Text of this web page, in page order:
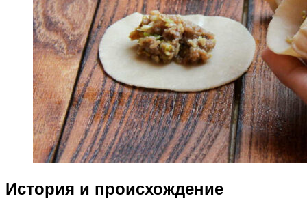
История и происхождение